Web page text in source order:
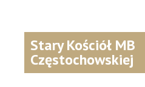
Stary Kościół MB
Częstochowskiej